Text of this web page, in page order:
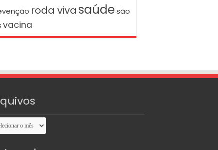
roda viva saúdesão
vacina